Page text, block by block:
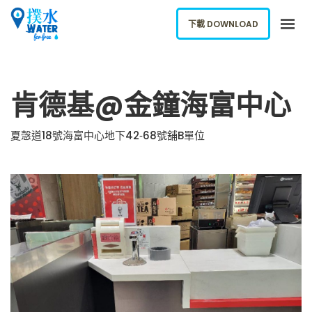
下載應用
網誌
ENGLISH
下載 DOWNLOAD
肯德基@金鐘海富中心
夏愨道18號海富中心地下42‐68號舖B單位
下載 DOWNLOAD